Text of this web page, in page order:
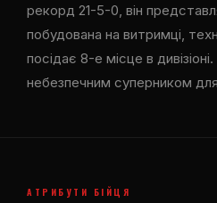
рекорд 21-5-0, він
побудована на витримці,
посідає 8-е місце в
небезпечним суперником для
АТРИБУТИ БІЙЦЯ